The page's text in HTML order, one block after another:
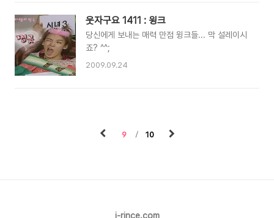
아프다" 는 새로운 사실을 밝혀냈습니다 꼭 기억하
세요!~ ^^
웃자구요 1411 : 윙크
당신에게 보내는 매력 만점 윙크들... 막 설레이시
죠? ^^;
2009.09.24
9 10
i-rince.com